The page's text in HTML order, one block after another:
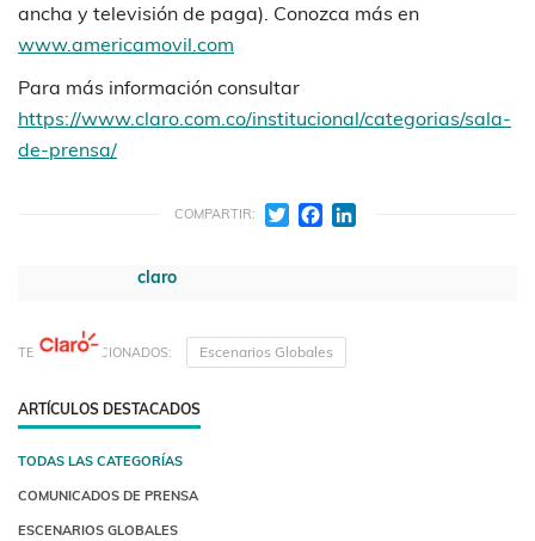
ancha y televisión de paga). Conozca más en
www.americamovil.com
Para más información consultar
https://www.claro.com.co/institucional/categorias/sala-
de-prensa/
COMPARTIR: TwitterFacebook
claro
TEMAS RELACIONADOS: Escenarios Globales
ARTÍCULOS DESTACADOS
TODAS LAS CATEGORÍAS
COMUNICADOS DE PRENSA
ESCENARIOS GLOBALES